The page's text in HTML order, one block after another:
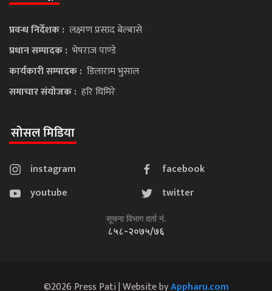
प्रवन्ध निर्देशक : लक्ष्मण प्रसाद बेल्बासे
प्रधान सम्पादक : भेषराज पाण्डे
कार्यकारी सम्पादक : डिलाराम भुसाल
समाचार संयोजक : हरि घिमिरे
सोसल मिडिया
instagram
facebook
youtube
twitter
सूचना विभाग दर्ता नं.
८५८-२०७५/७६
©2026 Press Pati | Website byAppharu.com